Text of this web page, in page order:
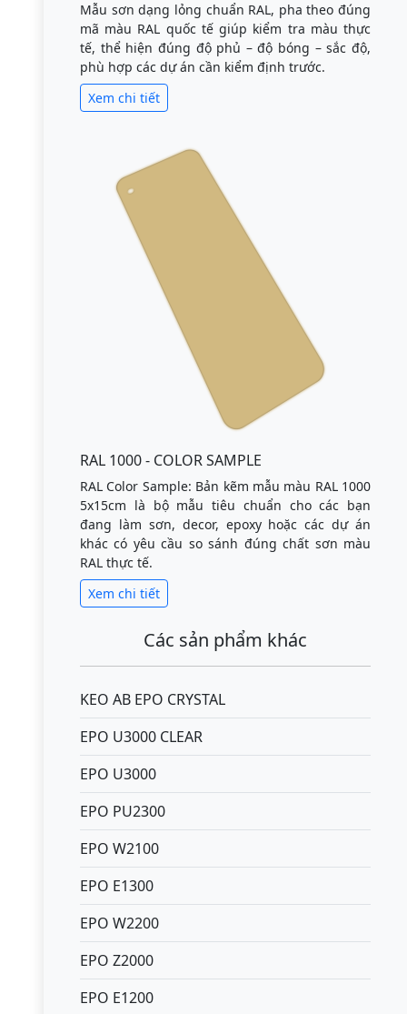
Mẫu sơn dạng lỏng chuẩn RAL, pha theo đúng
mã màu RAL quốc tế giúp kiểm tra màu thực
tế, thể hiện đúng độ phủ – độ bóng – sắc độ,
phù hợp các dự án cần kiểm định trước.
Xem chi tiết
RAL 1000 - COLOR SAMPLE
RAL Color Sample: Bản kẽm mẫu màu RAL 1000
5x15cm là bộ mẫu tiêu chuẩn cho các bạn
đang làm sơn, decor, epoxy hoặc các dự án
khác có yêu cầu so sánh đúng chất sơn màu
RAL thực tế.
Xem chi tiết
Các sản phẩm khác
KEO AB EPO CRYSTAL
EPO U3000 CLEAR
EPO U3000
EPO PU2300
EPO W2100
EPO E1300
EPO W2200
EPO Z2000
EPO E1200